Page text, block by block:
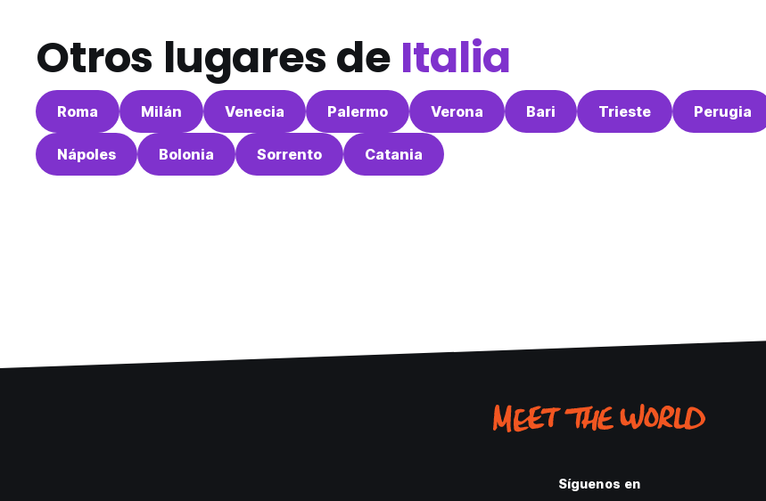
Otros lugares de Italia
Roma Milán Venecia Palermo Verona Bari Trieste Perugia
Nápoles Bolonia Sorrento Catania
Síguenos en